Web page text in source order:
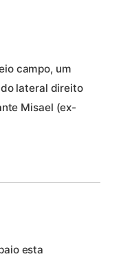
campo, um
lateral direito
Misael (ex-
esta